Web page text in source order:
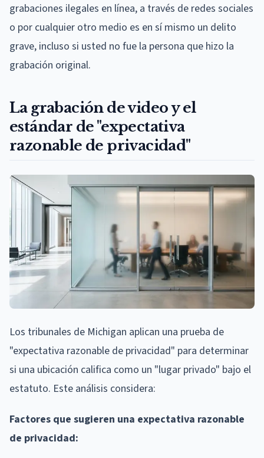
grabaciones ilegales en línea, a través de redes sociales
o por cualquier otro medio es en sí mismo un delito
grave, incluso si usted no fue la persona que hizo la
grabación original.
La grabación de video y el
estándar de "expectativa
razonable de privacidad"
Los tribunales de Michigan aplican una prueba de
"expectativa razonable de privacidad" para determinar
si una ubicación califica como un "lugar privado" bajo el
estatuto. Este análisis considera:
Factores que sugieren una expectativa razonable
de privacidad: